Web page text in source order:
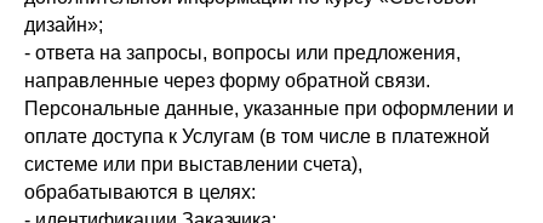
дизайн»;
- ответа на запросы, вопросы или предложения,
направленные через форму обратной связи.
Персональные данные, указанные при оформлении и
оплате доступа к Услугам (в том числе в платежной
системе или при выставлении счета),
обрабатываются в целях: